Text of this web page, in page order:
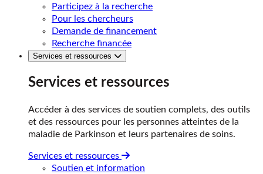
Participez à la recherche
Pour les chercheurs
Demande de financement
Recherche financée
Services et ressources
Services et ressources
Accéder à des services de soutien complets, des outils
et des ressources pour les personnes atteintes de la
maladie de Parkinson et leurs partenaires de soins.
Services et ressources
Soutien et information